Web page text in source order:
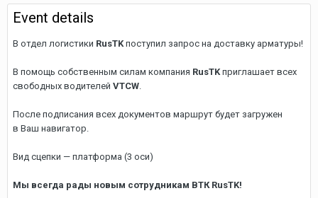
Event details
В отдел логистики RusTKпоступил запрос на доставку арматуры!
В помощь собственным силам компания RusTKприглашает всех
свободных водителей VTCW.
После подписания всех документов маршрут будет загружен
в Ваш навигатор.
Вид сцепки — платформа (3 оси)
Мы всегда рады новым сотрудникам ВТК RusTK!